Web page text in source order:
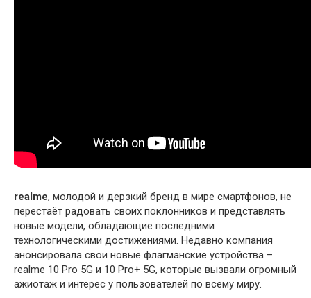
realme, молодой и дерзкий бренд в мире смартфонов, не
перестаёт радовать своих поклонников и представлять
новые модели, обладающие последними
технологическими достижениями. Недавно компания
анонсировала свои новые флагманские устройства –
realme 10 Pro 5G и 10 Pro+ 5G, которые вызвали огромный
ажиотаж и интерес у пользователей по всему миру.